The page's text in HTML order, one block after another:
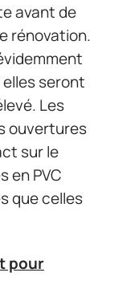
avant de
rénovation.
seront
Les
ouvertures
sur le
en PVC
que celles
pour